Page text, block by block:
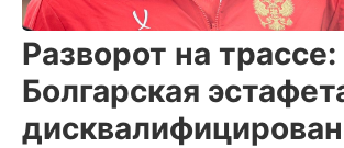
Разворот на трассе:
Болгарская